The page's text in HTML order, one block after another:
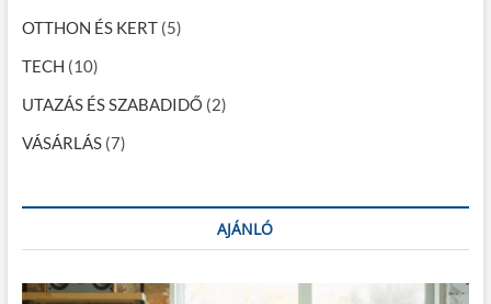
OTTHON ÉS KERT(5)
TECH (10)
UTAZÁS ÉS SZABADIDŐ (2)
VÁSÁRLÁS(7)
AJÁNLÓ